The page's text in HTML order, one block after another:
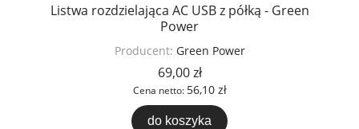
Listwa rozdzielająca AC USB z półką - Green
Power
Producent: Green Power
69,00 zł
Cena netto: 56,10 zł
do koszyka